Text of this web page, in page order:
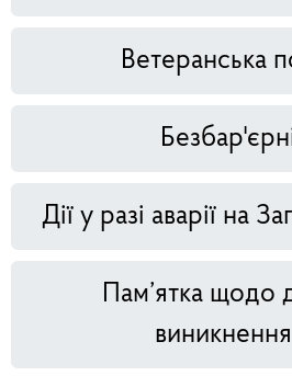
Ветеранська
Дії у разі аварії на
Пам’ятка щодо